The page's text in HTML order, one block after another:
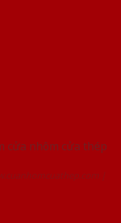
cửa nhôm cửa thép
|